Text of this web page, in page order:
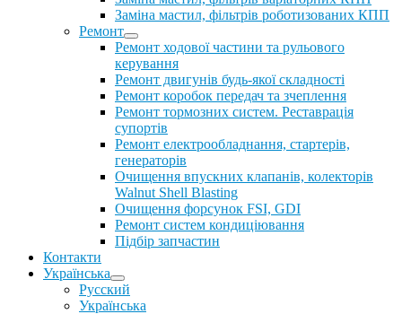
Заміна мастил, фільтрів роботизованих КПП
Ремонт
Ремонт ходової частини та рульового
керування
Ремонт двигунів будь-якої складності
Ремонт коробок передач та зчеплення
Ремонт тормозних систем. Реставрація
супортів
Ремонт електрообладнання, стартерів,
генераторів
Очищення впускних клапанів, колекторів
Walnut Shell Blasting
Очищення форсунок FSI, GDI
Ремонт систем кондиціювання
Підбір запчастин
Контакти
Українська
Русский
Українська